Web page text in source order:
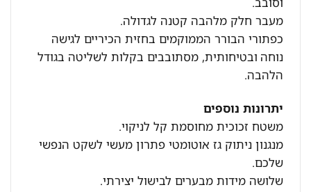
מעבר חלק מלהבה קטנה לגדולה.
כפתורי הבורר הממוקמים בחזית הכיריים לגישה
נוחה ובטיחותית, מסתובבים בקלות לשליטה בגודל
הלהבה.
יתרונות נוספים
משטח זכוכית מחוסמת קל לניקוי.
מנגנון ניתוק גז אוטומטי פתרון מעשי לשקט הנפשי
שלכם.
שלושה מידות מבערים לבישול יצירתי.